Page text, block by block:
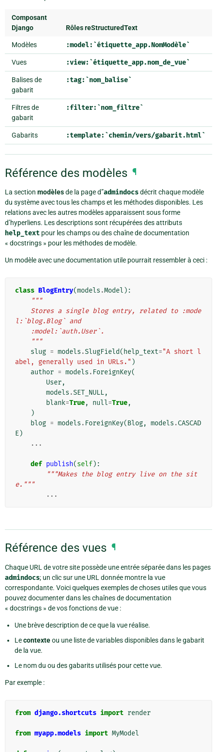
Composant
Django
Rôles reStructuredText
Modèles :model:`étiquette_app.NomModèle`
Vues :view:`étiquette_app.nom_de_vue`
Balises de
gabarit
:tag:`nom_balise`
Filtres de
gabarit
:filter:`nom_filtre`
Gabarits :template:`chemin/vers/gabarit.html`
Référence des modèles ¶
La section modèlesde la page d”admindocsdécrit chaque modèle
du système avec tous les champs et les méthodes disponibles. Les
relations avec les autres modèles apparaissent sous forme
d’hyperliens. Les descriptions sont récupérées des attributs
help_text pour les champs ou des chaîne de documentation
« docstrings » pour les méthodes de modèle.
Un modèle avec une documentation utile pourrait ressembler à ceci :
class BlogEntry(models .Model ):
"""
l:`blog.Blog` and
    :model:`auth.User`.
    """
slug = models .SlugField( help_text="A short l
abel, generally used in URLs." )
author = models . ForeignKey(
User,
models .SET_NULL,
blank=True, null=True,
)
blog = models . ForeignKey(Blog, models .CASCAD
E)
...
def publish(self):
"""Makes the blog entry live on the sit
e."""
...
Référence des vues ¶
Chaque URL de votre site possède une entrée séparée dans les pages
admindocs; un clic sur une URL donnée montre la vue
correspondante. Voici quelques exemples de choses utiles que vous
pouvez documenter dans les chaînes de documentation
« docstrings » de vos fonctions de vue :
Une brève description de ce que la vue réalise.
Lecontexteou une liste de variables disponibles dans le gabarit
de la vue.
Le nom du ou des gabarits utilisés pour cette vue.
Par exemple :
from django.shortcuts import render
from myapp.models import MyModel